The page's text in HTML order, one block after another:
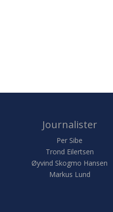
Journalister
Per Sibe
Trond Eilertsen
Øyvind Skogmo Hansen
Markus Lund